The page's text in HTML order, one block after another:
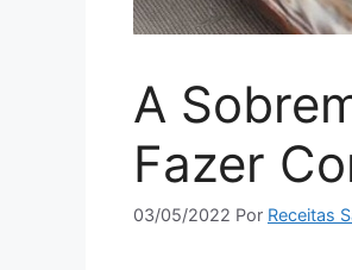
A
Fazer
03/05/2022 Por Receitas